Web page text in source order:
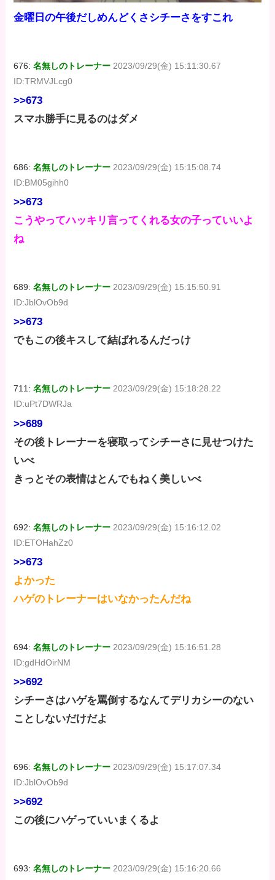
金曜日の午後だしめんどくさシチーさをすこれ
676:名無しのトレーナー 2023/09/29(金) 15:11:30.67
ID:TRMVJLcg0
>>673
スマホ勝手に見るのはダメ
686:名無しのトレーナー 2023/09/29(金) 15:15:08.74
ID:BM05gihh0
>>673
こうやってハッキリ言ってくれる女の子っていいよ
ね
689:名無しのトレーナー 2023/09/29(金) 15:15:50.91
ID:JblOvOb9d
>>673
でもこの後キスして結ばれるんだっけ
711:名無しのトレーナー 2023/09/29(金) 15:18:28.22
ID:uPt7DWRJa
>>689
その後トレーナーを寝取ってシチーさに見せつけた
いべ
きっとその表情はとんでもねく美しいべ
692:名無しのトレーナー 2023/09/29(金) 15:16:12.02
ID:ETOHahZz0
>>673
よかった
ハゲのトレーナーはいなかったんだね
694:名無しのトレーナー 2023/09/29(金) 15:16:51.28
ID:gdHdOirNM
>>692
シチーさはハゲを罵倒するなんてデリカシーのない
ことしないだけだよ
696:名無しのトレーナー 2023/09/29(金) 15:17:07.34
ID:JblOvOb9d
>>692
この後にハゲっていいまくるよ
693:名無しのトレーナー 2023/09/29(金) 15:16:20.66